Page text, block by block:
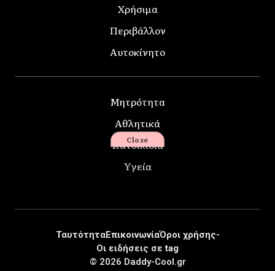
Χρήσιμα
Περιβάλλον
Αυτοκίνητο
Μητρότητα
Αθλητικά
Κατοικίδια
Υγεία
© 2026 Daddy-Cool.gr
ΤαυτότηταΕπικοινωνίαΌροι χρήσης-
Οι ειδήσεις σε tag
Close